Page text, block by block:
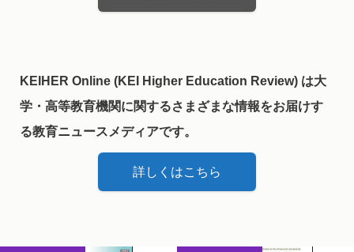
KEIHER Online (KEI Higher Education Review) は大
学・高等教育機関に関するさまざまな情報をお届けす
る教育ニュースメディアです。
詳しくはこちら